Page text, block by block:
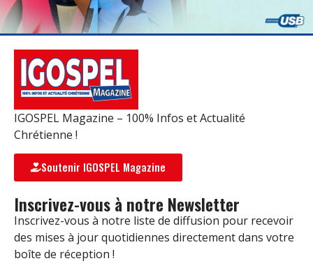
IGOSPEL Magazine – 100% Infos et Actualité
Chrétienne !
Soutenir IGOSPEL Magazine
Inscrivez-vous à notre Newsletter
Inscrivez-vous à notre liste de diffusion pour recevoir
des mises à jour quotidiennes directement dans votre
boîte de réception !